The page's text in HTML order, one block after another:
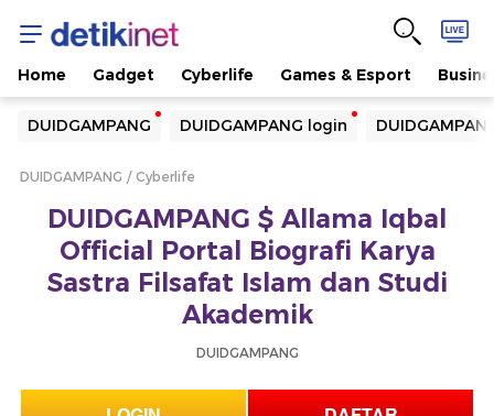
Home Gadget Cyberlife Games & Esport
DUIDGAMPANG DUIDGAMPANG login
Yang sedang ramai dicari
Loading...
Loading...
DUIDGAMPANG Cyberlife
DUIDGAMPANG $ Allama Iqbal
Official Portal Biografi Karya
Sastra Filsafat Islam dan Studi
Akademik
DUIDGAMPANG